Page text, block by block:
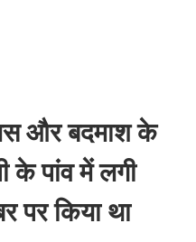
और बदमाश के
के पांव में लगी
पर किया था